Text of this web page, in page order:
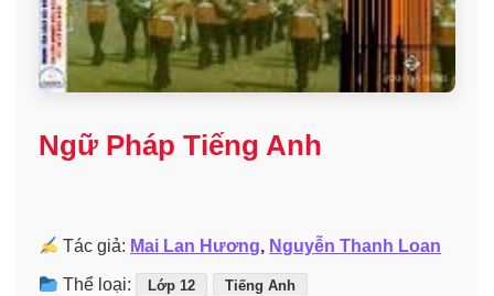
Ngữ Pháp Tiếng Anh
Tác giả: Mai Lan Hương, Nguyễn Thanh Loan
Thể loại: Lớp 12 Tiếng Anh